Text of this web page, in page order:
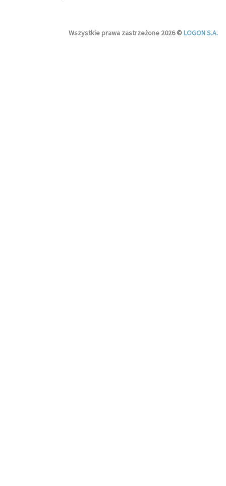
Wszystkie prawa zastrzeżone 2026 ©LOGON S.A.